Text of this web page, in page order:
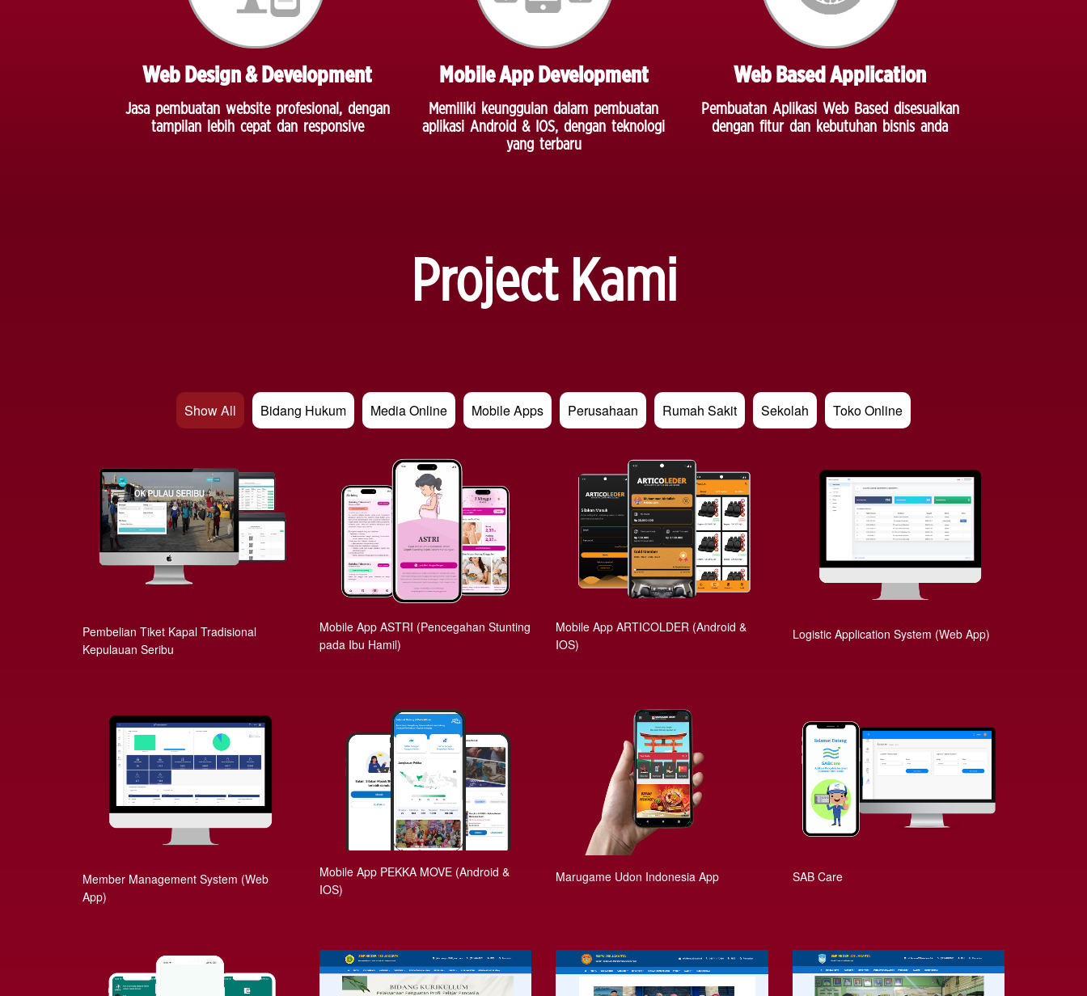
Web Design & Development
Jasa pembuatan website profesional, dengan
tampilan lebih cepat dan responsive
Mobile App Development
Memiliki keunggulan dalam pembuatan
aplikasi Android & IOS, dengan teknologi
yang terbaru
Web Based Application
Pembuatan Aplikasi Web Based disesuaikan
dengan fitur dan kebutuhan bisnis anda
Project Kami
Show All Bidang Hukum Media Online Mobile Apps Perusahaan Rumah Sakit Sekolah Toko Online
Pembelian Tiket Kapal Tradisional
Kepulauan Seribu
Mobile App ASTRI (Pencegahan Stunting
pada Ibu Hamil)
Mobile App ARTICOLDER (Android &
IOS)
Logistic Application System (Web App)
Member Management System (Web
App)
Mobile App PEKKA MOVE (Android &
IOS)
Marugame Udon Indonesia App SAB Care